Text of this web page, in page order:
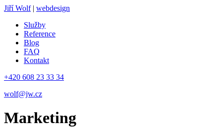
Jiří Wolf | webdesign
Služby
Reference
Blog
FAQ
Kontakt
+420 608 23 33 34
wolf@jw.cz
Marketing